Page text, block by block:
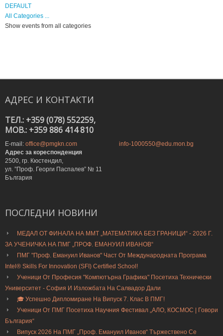
DEFAULT
All Categories ...
Show events from all categories
АДРЕС И КОНТАКТИ
ТЕЛ.: +359 (078) 552259,
MOB.: +359 886 414 810
E-mail: office@pmgkn.com
info-1000550@edu.mon.bg
Адрес за кореспонденция
2500, гр. Кюстендил,
ул. ”Проф. Георги Паспалев” № 11
България
ПОСЛЕДНИ НОВИНИ
МЕДАЛ ОТ ФИНАЛА НА ММТ „МАТЕМАТИКА БЕЗ ГРАНИЦИ“ - 2026 Г.
ЗА УЧЕНИЧКА НА ПМГ „ПРОФ. ЕМАНУИЛ ИВАНОВ“
ПМГ "Проф. Емануил Иванов" Част От Международната Програма
Intel® Skills For Innovation (SFI) Certified School!
Ученици От Професия "Компютърна Графика" Посетиха Технически
Университет - София И Изложбата На Салвадор Дали
🎓 Успешно Дипломиране На Випуск 7. Клас В ПМГ!
Ученици От ПМГ Посетиха Научния Фестивал „АЛО, КОСМОС | Говори
България“
Випуск 2026 На ПМГ „Проф. Емануил Иванов“ Тържествено Се